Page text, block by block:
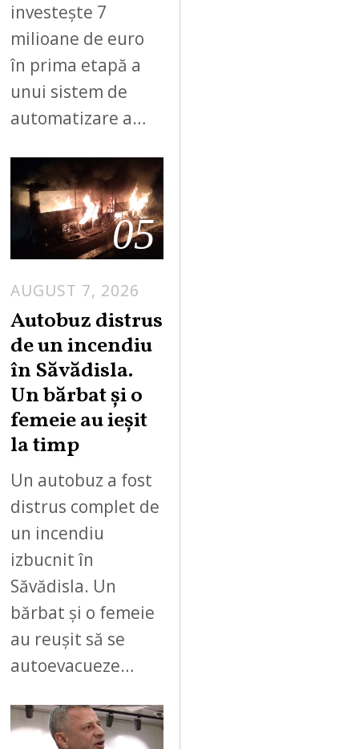
investește 7
milioane de euro
în prima etapă a
unui sistem de
automatizare a…
05
AUGUST 7, 2026
Autobuz distrus
de un incendiu
în Săvădisla.
Un bărbat și o
femeie au ieșit
la timp
Un autobuz a fost
distrus complet de
un incendiu
izbucnit în
Săvădisla. Un
bărbat și o femeie
au reușit să se
autoevacueze…